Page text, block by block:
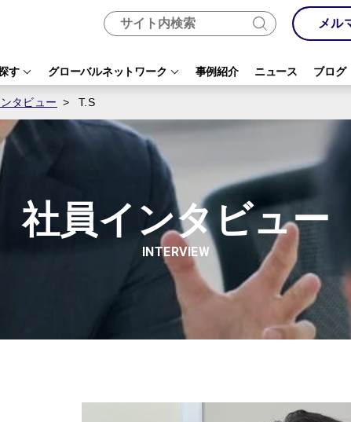
メル
す グローバルネットワーク 事例紹介 ニュース ブログ
タビュー T.S
社員インタビュー
INTERVIEW